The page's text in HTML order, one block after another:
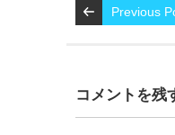
Previous
コメントを残